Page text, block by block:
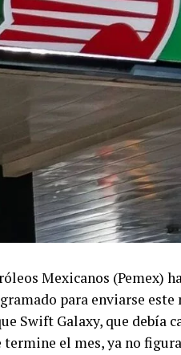
Mexicanos (Pemex)
para enviarse este
Swift Galaxy, que debía
termine el mes, ya no